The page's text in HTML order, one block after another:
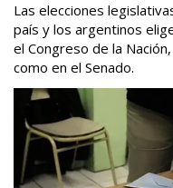
Las elecciones
país y los argentinos
el Congreso de la
como en el Senado.